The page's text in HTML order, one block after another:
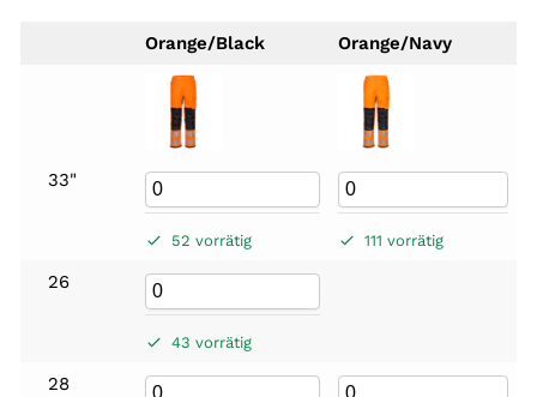
Orange/Black Orange/Navy
33"
52 vorrätig 111 vorrätig
26
43 vorrätig
28